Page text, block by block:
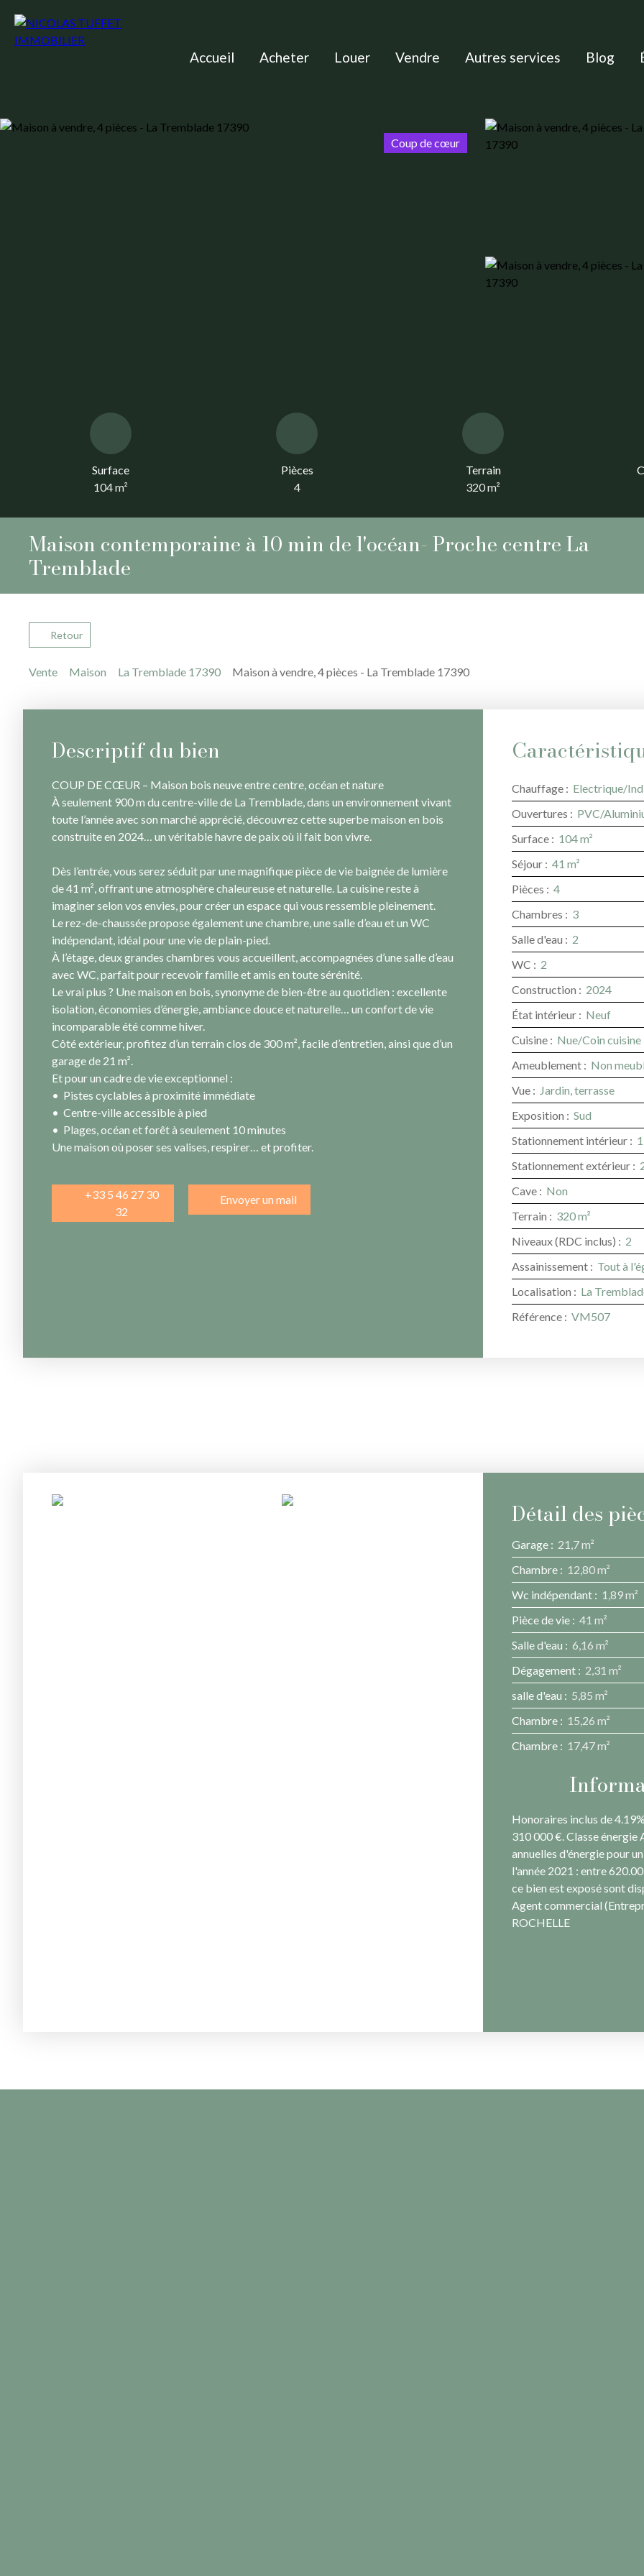
Accueil Acheter Louer Vendre Autres services Blog
Coup de cœur
Surface
104m²
Pièces
4
Terrain
320m²
Maison contemporaine à 10 min de l'océan- Proche centre La
Tremblade
Retour
Vente Maison La Tremblade 17390 Maison à vendre, 4 pièces - La Tremblade 17390
Descriptif du bien
COUP DE CŒUR – Maison bois neuve entre centre, océan et nature
À seulement 900 m du centre-ville de La Tremblade, dans un environnement vivant
toute l’année avec son marché apprécié, découvrez cette superbe maison en bois
construite en 2024… un véritable havre de paix où il fait bon vivre.
Dès l’entrée, vous serez séduit par une magnifique pièce de vie baignée de lumière
de 41 m², offrant une atmosphère chaleureuse et naturelle. La cuisine reste à
imaginer selon vos envies, pour créer un espace qui vous ressemble pleinement.
Le rez-de-chaussée propose également une chambre, une salle d’eau et un WC
indépendant, idéal pour une vie de plain-pied.
À l’étage, deux grandes chambres vous accueillent, accompagnées d’une salle d’eau
avec WC, parfait pour recevoir famille et amis en toute sérénité.
Le vrai plus ? Une maison en bois, synonyme de bien-être au quotidien : excellente
isolation, économies d’énergie, ambiance douce et naturelle… un confort de vie
incomparable été comme hiver.
Côté extérieur, profitez d’un terrain clos de 300 m², facile d’entretien, ainsi que d’un
garage de 21 m².
Et pour un cadre de vie exceptionnel :
Pistes cyclables à proximité immédiate
Centre-ville accessible à pied
Plages, océan et forêt à seulement 10 minutes
Une maison où poser ses valises, respirer… et profiter.
+33 5 46 27 30
32
Envoyer un mail
Chauffage : Electrique/
Ouvertures : PVC/
Surface : 104m²
Séjour : 41 m²
Pièces : 4
Chambres : 3
Salle d'eau : 2
WC : 2
Construction : 2024
État intérieur : Neuf
Cuisine : Nue/Coin cuisine
Ameublement : Non
Vue : Jardin, terrasse
Exposition : Sud
Stationnement intérieur : 1
Stationnement extérieur :
Cave : Non
Terrain : 320m²
Niveaux (RDC inclus) : 2
Assainissement : Tout à
Localisation : La
Référence : VM507
Détail des
Garage : 21,7 m²
Chambre : 12,80 m²
Wc indépendant : 1,89 m²
Pièce de vie : 41 m²
Salle d'eau : 6,16 m²
Dégagement : 2,31 m²
salle d'eau : 5,85 m²
Chambre : 15,26 m²
Chambre : 17,47 m²
Honoraires inclus de
310 000 €. Classe énergie
annuelles d'énergie pour
l'année 2021 : entre
ce bien est exposé sont
Agent commercial
ROCHELLE